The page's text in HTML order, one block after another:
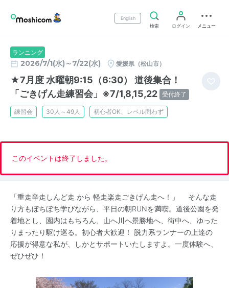
English
検索
ログイン メニュー
ランニング
2026/7/1(水)～7/22(水) 愛媛県（松山市）
★7月度 水曜朝9:15（6:30） 道後集合！
「ごきげん走練習会」※7/1,8,15,22 受付終了
練習会 30人～49人 初心者OK、レベル問わず
このイベントは終了しました。
「重走辛走しんど走 から 軽走楽走ごきげん走へ！」 そんな走
り方もぼちぼち学びながら、平日の朝RUNを満喫。道後公園を発
着地とし、園内はもちろん、山へ川へ景勝地へ、街中へ、ゆった
りまったり駆け巡る。初心者大歓迎！ 脱力系ランナーの上達の
応援が得意な私が、しかとサポートいたしますよ。一度体験へ、
ぜひぜひ！